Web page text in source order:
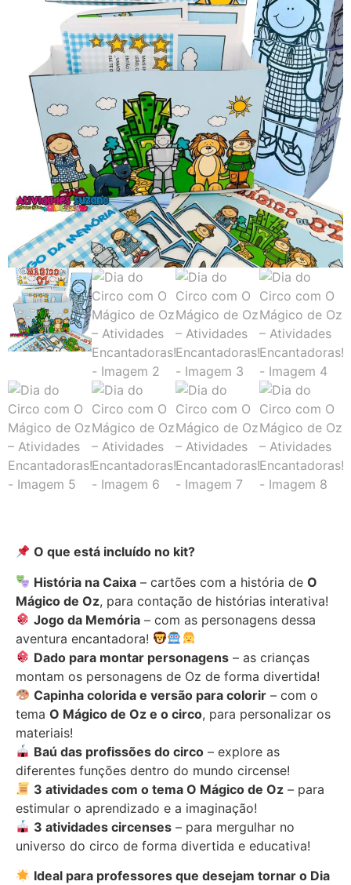
O que está incluído no kit?
História na Caixa – cartões com a história deO
Mágico de Oz, para contação de histórias interativa!
Jogo da Memória – com as personagens dessa
aventura encantadora!
Dado para montar personagens – as crianças
montam os personagens de Oz de forma divertida!
Capinha colorida e versão para colorir – com o
tema O Mágico de Oz e o circo, para personalizar os
materiais!
Baú das profissões do circo – explore as
diferentes funções dentro do mundo circense!
3 atividades com o tema O Mágico de Oz – para
estimular o aprendizado e a imaginação!
3 atividades circenses – para mergulhar no
universo do circo de forma divertida e educativa!
Ideal para professores que desejam tornar o Dia